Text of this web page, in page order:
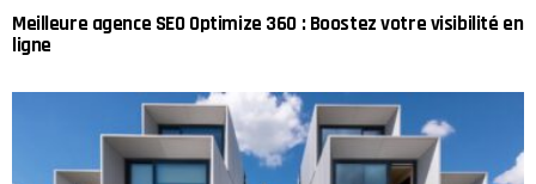
Meilleure agence SEO Optimize 360 : Boostez votre visibilité en
ligne